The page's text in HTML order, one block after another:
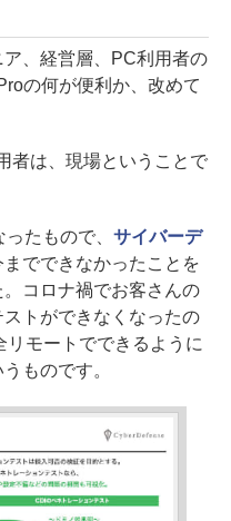
、経営層、PC利用者の
の何が便利か、改めて
者は、現場ということで
たもので、 サイバーデ
までできなかったことを
コロナ禍でお客さんの
トができなくなったの
モートでできるように
ものです。